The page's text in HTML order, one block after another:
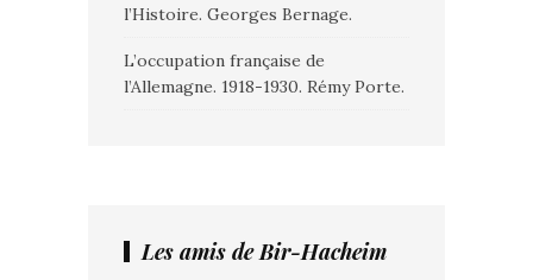
l’Histoire. Georges Bernage.
L’occupation française de
l’Allemagne. 1918-1930. Rémy Porte.
Les amis de Bir-Hacheim